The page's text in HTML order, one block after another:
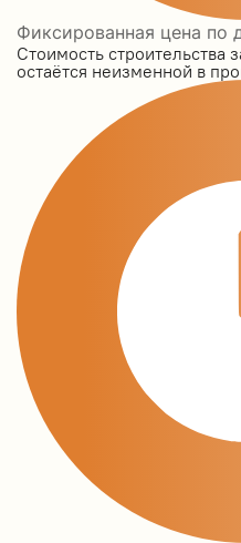
Фиксированная цена по
Стоимость строительства
остаётся неизменной в